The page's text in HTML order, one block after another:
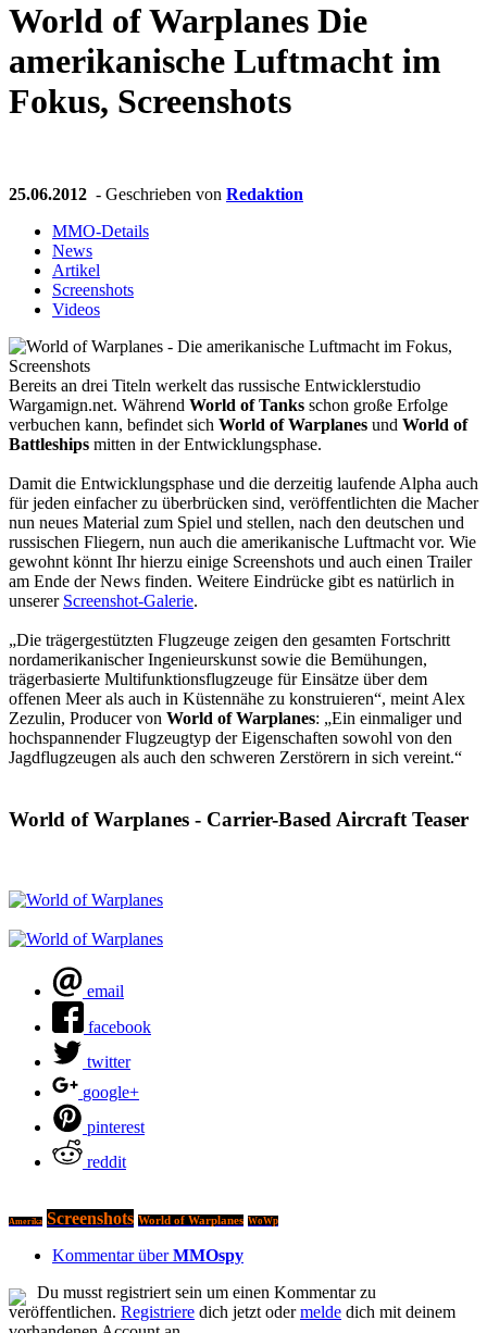
Follow us
World of Warplanes Die
amerikanische Luftmacht im
Fokus, Screenshots
25.06.2012 - Geschrieben von Redaktion
MMO-Details
News
Artikel
Screenshots
Videos
Bereits an drei Titeln werkelt das russische Entwicklerstudio
Wargamign.net. Während World of Tanks schon große Erfolge
verbuchen kann, befindet sich World of Warplanes und World of
Battleships mitten in der Entwicklungsphase.
Damit die Entwicklungsphase und die derzeitig laufende Alpha auch
für jeden einfacher zu überbrücken sind, veröffentlichten die Macher
nun neues Material zum Spiel und stellen, nach den deutschen und
russischen Fliegern, nun auch die amerikanische Luftmacht vor. Wie
gewohnt könnt Ihr hierzu einige Screenshots und auch einen Trailer
am Ende der News finden. Weitere Eindrücke gibt es natürlich in
unserer Screenshot-Galerie.
„Die trägergestützten Flugzeuge zeigen den gesamten Fortschritt
nordamerikanischer Ingenieurskunst sowie die Bemühungen,
trägerbasierte Multifunktionsflugzeuge für Einsätze über dem
offenen Meer als auch in Küstennähe zu konstruieren“, meint Alex
Zezulin, Producer von World of Warplanes: „Ein einmaliger und
hochspannender Flugzeugtyp der Eigenschaften sowohl von den
Jagdflugzeugen als auch den schweren Zerstörern in sich vereint.“
World of Warplanes - Carrier-Based Aircraft Teaser
email
facebook
twitter
google+
pinterest
reddit
Amerika Screenshots World of Warplanes WoWp
Kommentar überMMOspy
Du musst registriert sein um einen Kommentar zu
veröffentlichen. Registriere dich jetzt odermelde dich mit deinem